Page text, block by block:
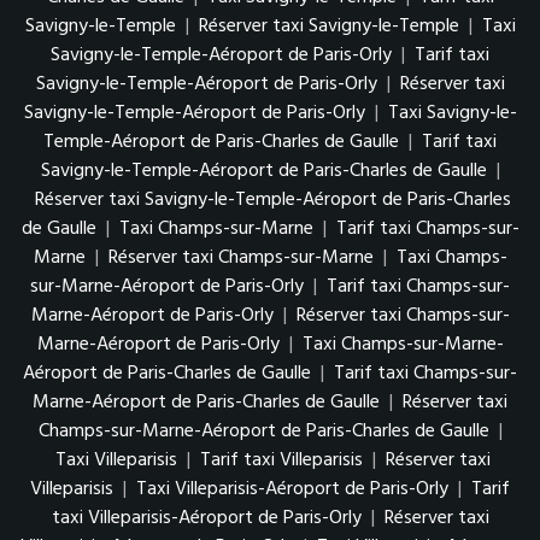
Savigny-le-Temple | Réserver taxi Savigny-le-Temple | Taxi
Savigny-le-Temple-Aéroport de Paris-Orly | Tarif taxi
Savigny-le-Temple-Aéroport de Paris-Orly | Réserver taxi
Savigny-le-Temple-Aéroport de Paris-Orly | Taxi Savigny-le-
Temple-Aéroport de Paris-Charles de Gaulle | Tarif taxi
Savigny-le-Temple-Aéroport de Paris-Charles de Gaulle |
Réserver taxi Savigny-le-Temple-Aéroport de Paris-Charles
de Gaulle | Taxi Champs-sur-Marne | Tarif taxi Champs-sur-
Marne | Réserver taxi Champs-sur-Marne | Taxi Champs-
sur-Marne-Aéroport de Paris-Orly | Tarif taxi Champs-sur-
Marne-Aéroport de Paris-Orly | Réserver taxi Champs-sur-
Marne-Aéroport de Paris-Orly | Taxi Champs-sur-Marne-
Aéroport de Paris-Charles de Gaulle | Tarif taxi Champs-sur-
Marne-Aéroport de Paris-Charles de Gaulle | Réserver taxi
Champs-sur-Marne-Aéroport de Paris-Charles de Gaulle |
Taxi Villeparisis | Tarif taxi Villeparisis | Réserver taxi
Villeparisis | Taxi Villeparisis-Aéroport de Paris-Orly | Tarif
taxi Villeparisis-Aéroport de Paris-Orly | Réserver taxi